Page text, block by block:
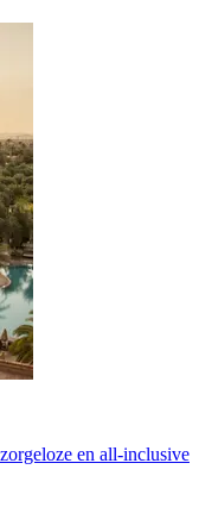
en all-inclusive